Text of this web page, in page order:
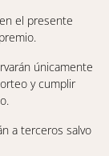
el presente
únicamente
y cumplir
a terceros salvo